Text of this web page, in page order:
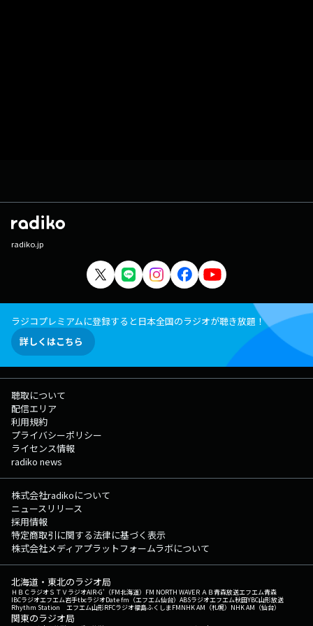
radiko.jp
ラジコプレミアムに登録すると日本全国のラジオが聴き放題！
詳しくはこちら
聴取について
配信エリア
利用規約
プライバシーポリシー
ライセンス情報
radiko news
株式会社radikoについて
ニュースリリース
採用情報
特定商取引に関する法律に基づく表示
株式会社メディアプラットフォームラボについて
北海道・東北のラジオ局
ＨＢＣラジオＳＴＶラジオAIR-G'（FM北海道） FM NORTH WAVEＲＡＢ青森放送エフエム青森
IBCラジオエフエム岩手tbcラジオDate fm（エフエム仙台） ABSラジオエフエム秋田YBC山形放送
Rhythm Station エフエム山形RFCラジオ福島ふくしまFMNHK AM（札幌） NHK AM（仙台）
関東のラジオ局